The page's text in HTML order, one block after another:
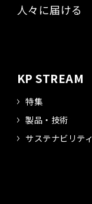
人々に届ける​
KP STREAM
特集
製品・技術
サステナビリティ